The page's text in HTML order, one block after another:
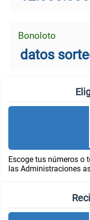
Bonoloto
datos
Escoge tus números o
las Administraciones